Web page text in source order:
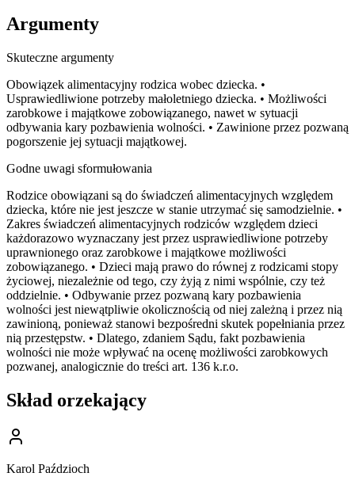
Argumenty
Skuteczne argumenty
Obowiązek alimentacyjny rodzica wobec dziecka. •
Usprawiedliwione potrzeby małoletniego dziecka. • Możliwości
zarobkowe i majątkowe zobowiązanego, nawet w sytuacji
odbywania kary pozbawienia wolności. • Zawinione przez pozwaną
pogorszenie jej sytuacji majątkowej.
Godne uwagi sformułowania
Rodzice obowiązani są do świadczeń alimentacyjnych względem
dziecka, które nie jest jeszcze w stanie utrzymać się samodzielnie. •
Zakres świadczeń alimentacyjnych rodziców względem dzieci
każdorazowo wyznaczany jest przez usprawiedliwione potrzeby
uprawnionego oraz zarobkowe i majątkowe możliwości
zobowiązanego. • Dzieci mają prawo do równej z rodzicami stopy
życiowej, niezależnie od tego, czy żyją z nimi wspólnie, czy też
oddzielnie. • Odbywanie przez pozwaną kary pozbawienia
wolności jest niewątpliwie okolicznością od niej zależną i przez nią
zawinioną, ponieważ stanowi bezpośredni skutek popełniania przez
nią przestępstw. • Dlatego, zdaniem Sądu, fakt pozbawienia
wolności nie może wpływać na ocenę możliwości zarobkowych
pozwanej, analogicznie do treści art. 136 k.r.o.
Skład orzekający
Karol Paździoch